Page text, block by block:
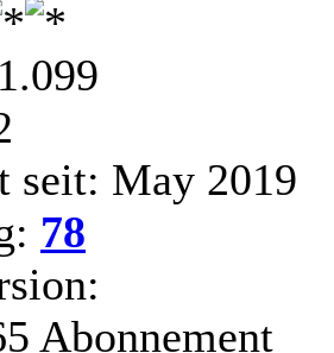
seit: May 2019
78
Abonnement